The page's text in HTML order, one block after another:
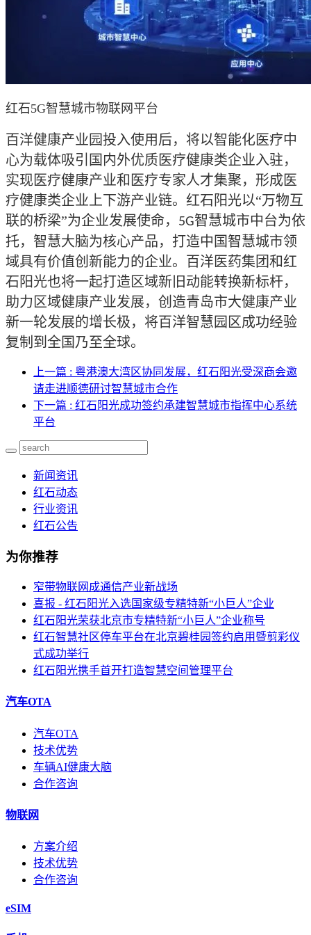
红石5G智慧城市物联网平台
百洋健康产业园投入使用后，将以智能化医疗中
心为载体吸引国内外优质医疗健康类企业入驻，
实现医疗健康产业和医疗专家人才集聚，形成医
疗健康类企业上下游产业链。红石阳光以“万物互
联的桥梁”为企业发展使命， 5G智慧城市中台为依
托，智慧大脑为核心产品，打造中国智慧城市领
域具有价值创新能力的企业。百洋医药集团和红
石阳光也将一起打造区域新旧动能转换新标杆，
助力区域健康产业发展，创造青岛市大健康产业
新一轮发展的增长极，将百洋智慧园区成功经验
复制到全国乃至全球。
上一篇 : 粤港澳大湾区协同发展，红石阳光受深商会邀
请走进顺德研讨智慧城市合作
下一篇 : 红石阳光成功签约承建智慧城市指挥中心系统
平台
新闻资讯
红石动态
行业资讯
红石公告
为你推荐
窄带物联网成通信产业新战场
喜报 - 红石阳光入选国家级专精特新“小巨人”企业
红石阳光荣获北京市专精特新“小巨人”企业称号
红石智慧社区停车平台在北京碧桂园签约启用暨剪彩仪
式成功举行
红石阳光携手首开打造智慧空间管理平台
汽车OTA
汽车OTA
技术优势
车辆AI健康大脑
合作咨询
物联网
方案介绍
技术优势
合作咨询
eSIM